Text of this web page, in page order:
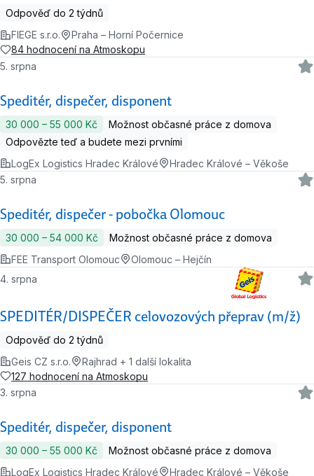
Odpověď do 2 týdnů
FIEGE s.r.o.
Praha – Horní Počernice
84 hodnocení na Atmoskopu
Speditér, dispečer, disponent
5. srpna
30 000 ‍–‍ 55 000 Kč
Možnost občasné práce z domova
Odpovězte teď a budete mezi prvními
LogEx Logistics Hradec Králové
Hradec Králové – Věkoše
Speditér, dispečer - pobočka Olomouc
5. srpna
30 000 ‍–‍ 54 000 Kč
Možnost občasné práce z domova
FEE Transport Olomouc
Olomouc – Hejčín
SPEDITÉR/DISPEČER celovozových přeprav (m/ž)
4. srpna
Odpověď do 2 týdnů
Geis CZ s.r.o.
Rajhrad + 1 další lokalita
127 hodnocení na Atmoskopu
Speditér, dispečer, disponent
3. srpna
30 000 ‍–‍ 55 000 Kč
Možnost občasné práce z domova
LogEx Logistics Hradec Králové
Hradec Králové – Věkoše